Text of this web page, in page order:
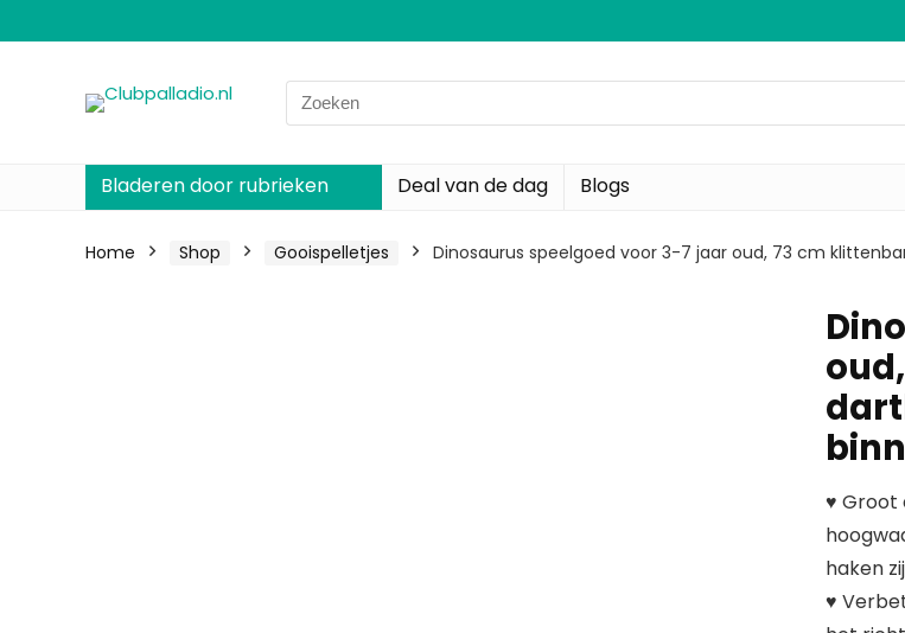
Search
for:
Bladeren door rubrieken Deal van de dag Blogs
Home Shop Gooispelletjes Dinosaurus speelgoed voor 3-7 jaar oud, 73 cm
♥ Groot
haken
♥